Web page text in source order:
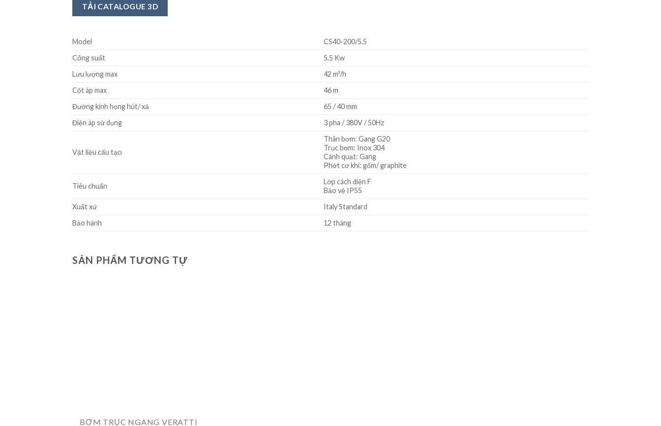
TẢI CATALOGUE 3D
Model
CS40-200/5.5
Công suất
5.5 Kw
Lưu lượng max
42 m³/h
Cột áp max
46 m
Đường kính họng hút/ xả
65 / 40 mm
Điện áp sử dụng
3 pha / 380V / 50Hz
Vật liệu cấu tạo
Thân bơm: Gang G20
Trục bơm: Inox 304
Cánh quạt: Gang
Phớt cơ khí: gốm/ graphite
Tiêu chuẩn
Lớp cách điện F
Bảo vệ IP55
Xuất xứ
Italy Standard
Bảo hành
12 tháng
SẢN PHẨM TƯƠNG TỰ
BƠM TRỤC NGANG VERATTI